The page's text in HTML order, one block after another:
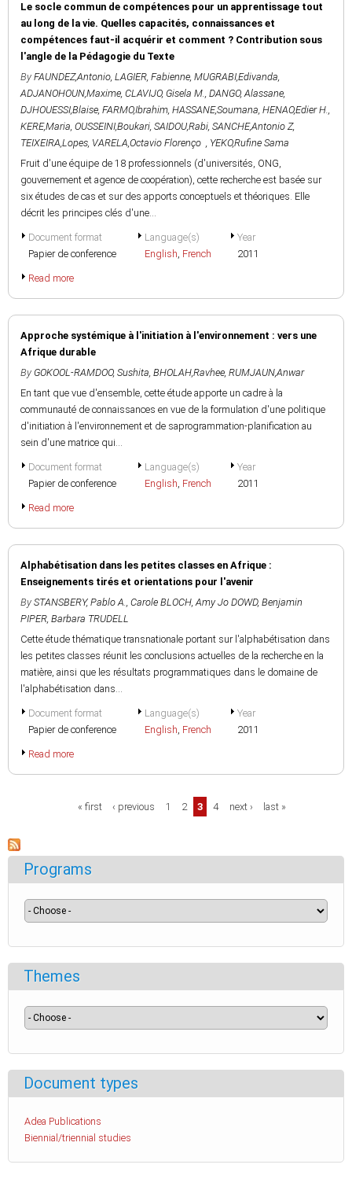
Le socle commun de compétences pour un apprentissage tout
au long de la vie. Quelles capacités, connaissances et
compétences faut-il acquérir et comment ? Contribution sous
l'angle de la Pédagogie du Texte
By FAUNDEZ,Antonio, LAGIER, Fabienne, MUGRABI,Edivanda,
ADJANOHOUN,Maxime, CLAVIJO, Gisela M., DANGO, Alassane,
DJHOUESSI,Blaise, FARMO,Ibrahim, HASSANE,Soumana, HENAO,Edier H.,
KERE,Maria, OUSSEINI,Boukari, SAIDOU,Rabi, SANCHE,Antonio Z,
TEIXEIRA,Lopes, VARELA,Octavio Florenço , YEKO,Rufine Sama
Fruit d'une équipe de 18 professionnels (d'universités, ONG,
gouvernement et agence de coopération), cette recherche est basée sur
six études de cas et sur des apports conceptuels et théoriques. Elle
décrit les principes clés d'une...
Document format
Papier de conference
Language(s)
English, French
Year
2011
Read more
Approche systémique à l'initiation à l'environnement : vers une
Afrique durable
By GOKOOL-RAMDOO, Sushita, BHOLAH,Ravhee, RUMJAUN,Anwar
En tant que vue d'ensemble, cette étude apporte un cadre à la
communauté de connaissances en vue de la formulation d'une politique
d'initiation à l'environnement et de saprogrammation-planification au
sein d'une matrice qui...
Document format
Papier de conference
Language(s)
English, French
Year
2011
Read more
Alphabétisation dans les petites classes en Afrique :
Enseignements tirés et orientations pour l'avenir
By STANSBERY, Pablo A., Carole BLOCH,Amy Jo DOWD, Benjamin
PIPER, Barbara TRUDELL
Cette étude thématique transnationale portant sur l'alphabétisation dans
les petites classes réunit les conclusions actuelles de la recherche en la
matière, ainsi que les résultats programmatiques dans le domaine de
l'alphabétisation dans...
Document format
Papier de conference
Language(s)
English, French
Year
2011
Read more
« first ‹ previous 1 2 3 4 next › last »
Programs
Themes
Document types
Adea Publications
Biennial/triennial studies